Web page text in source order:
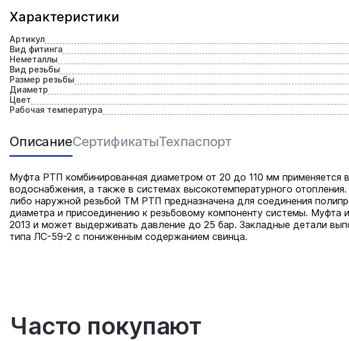
Характеристики
Артикул
Вид фитинга
Неметаллы
Вид резьбы
Размер резьбы
Диаметр
Цвет
Рабочая температура
ОписаниеСертификатыТехпаспорт
Муфта РТП комбинированная диаметром от 20 до 110 мм применяется
водоснабжения, а также в системах высокотемпературного
либо наружной резьбой ТМ РТП предназначена для соединения
диаметра и присоединению к резьбовому компоненту системы. Муфта
2013 и может выдерживать давление до 25 бар. Закладные детали
типа ЛС-59-2 с пониженным содержанием свинца.
Часто покупают